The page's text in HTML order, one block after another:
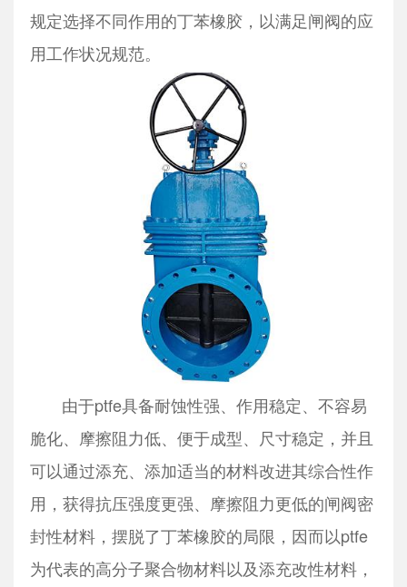
规定选择不同作用的丁苯橡胶，以满足闸阀的应
用工作状况规范。
由于ptfe具备耐蚀性强、作用稳定、不容易
脆化、摩擦阻力低、便于成型、尺寸稳定，并且
可以通过添充、添加适当的材料改进其综合性作
用，获得抗压强度更强、摩擦阻力更低的闸阀密
封性材料，摆脱了丁苯橡胶的局限，因而以ptfe
为代表的高分子聚合物材料以及添充改性材料，